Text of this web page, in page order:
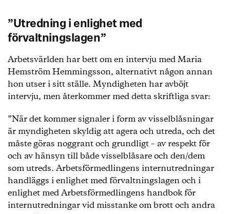
”Utredning i enlighet med
förvaltningslagen”
Arbetsvärlden har bett om en intervju med Maria
Hemström Hemmingsson, alternativt någon annan
hon utser i sitt ställe. Myndigheten har avböjt
intervju, men återkommer med detta skriftliga svar:
”När det kommer signaler i form av visselblåsningar
är myndigheten skyldig att agera och utreda, och det
måste göras noggrant och grundligt – av respekt för
och av hänsyn till både visselblåsare och den/dem
som utreds. Arbetsförmedlingens internutredningar
handläggs i enlighet med förvaltningslagen och i
enlighet med Arbetsförmedlingens handbok för
internutredningar vid misstanke om brott och andra